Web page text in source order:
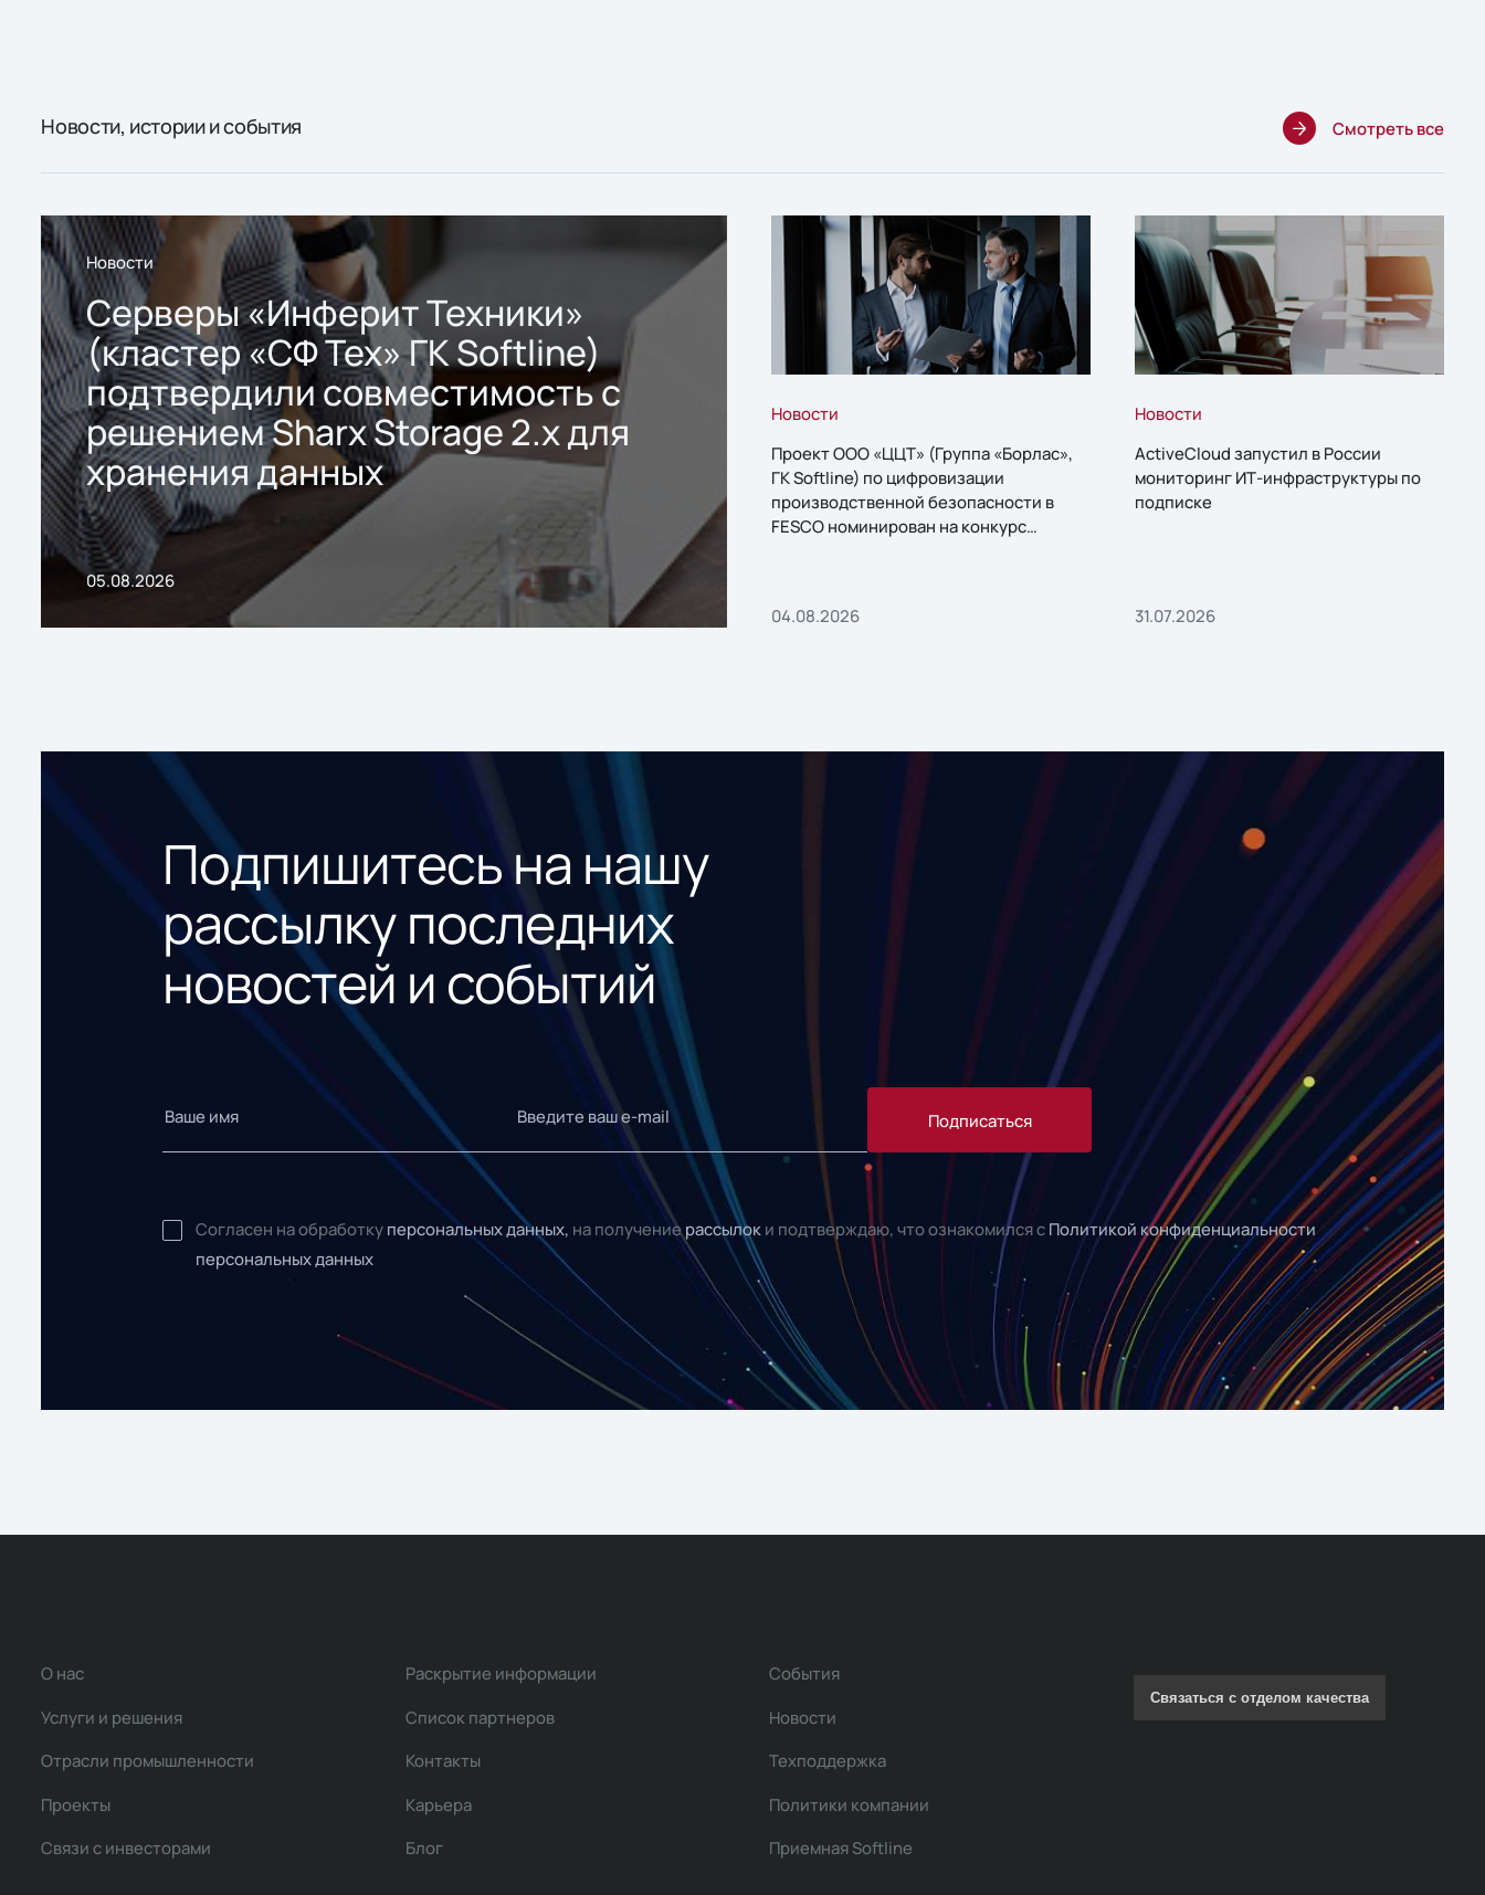
Новости, истории и события Смотреть все
Новости
Серверы «Инферит Техники»
(кластер «СФ Тех» ГК Softline)
подтвердили совместимость с
решением Sharx Storage 2.x для
хранения данных
05.08.2026
Новости
Проект ООО «ЦЦТ» (Группа «Борлас»,
ГК Softline) по цифровизации
производственной безопасности в
FESCO номинирован на конкурс
04.08.2026
Новости
ActiveCloud запустил в России
мониторинг ИТ-инфраструктуры по
подписке
31.07.2026
Подпишитесь на нашу
рассылку последних
новостей и событий
Подписаться
Согласен на обработку персональных данных, на получениерассылок и подтверждаю, что ознакомился с Политикой конфиденциальности
персональных данных
О нас
Услуги и решения
Отрасли промышленности
Проекты
Связи с инвесторами
Раскрытие информации
Список партнеров
Контакты
Карьера
Блог
События
Новости
Техподдержка
Политики компании
Приемная Softline
Связаться с отделом качества